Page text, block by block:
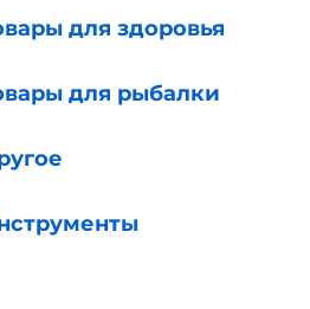
для здоровья
для рыбалки